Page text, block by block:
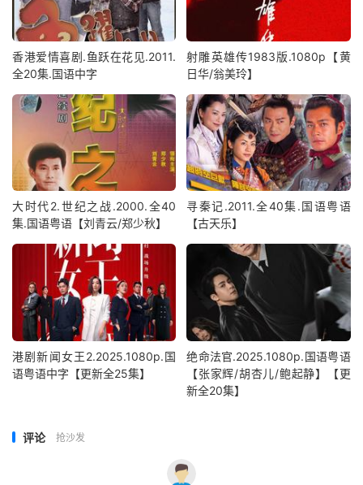
香港爱情喜剧.鱼跃在花见.2011.
全20集.国语中字
射雕英雄传1983版.1080p【黄
日华/翁美玲】
大时代2.世纪之战.2000.全40
集.国语粤语【刘青云/郑少秋】
寻秦记.2011.全40集.国语粤语
【古天乐】
港剧新闻女王2.2025.1080p.国
语粤语中字【更新全25集】
绝命法官.2025.1080p.国语粤语
【张家辉/胡杏儿/鲍起静】【更
新全20集】
评论 抢沙发